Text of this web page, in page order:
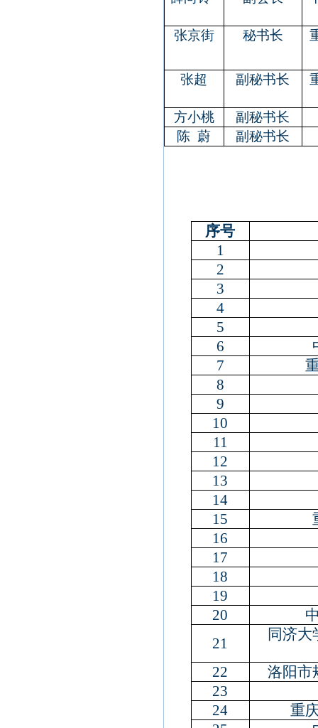
张京街 秘书长
张超 副秘书长
方小桃
副秘书长
陈 蔚 副秘书长
序号
1
2
3
4
5
6
7
8
9
10
11
12
13
14
15
16
17
18
19
20
21
同济大
22
洛阳市
23
24
重